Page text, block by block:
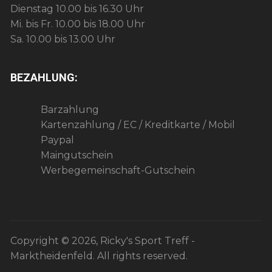
Dienstag 10.00 bis 16.30 Uhr
Mi. bis Fr. 10.00 bis 18.00 Uhr
Sa. 10.00 bis 13.00 Uhr
BEZAHLUNG:
Barzahlung
Kartenzahlung / EC / Kreditkarte / Mobil
Paypal
Maingutschein
Werbegemeinschaft-Gutschein
Copyright © 2026, Ricky's Sport Treff -
Marktheidenfeld. All rights reserved.